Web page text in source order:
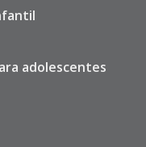
adolescentes